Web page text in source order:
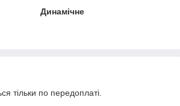
Динамічне
тільки по передоплаті.